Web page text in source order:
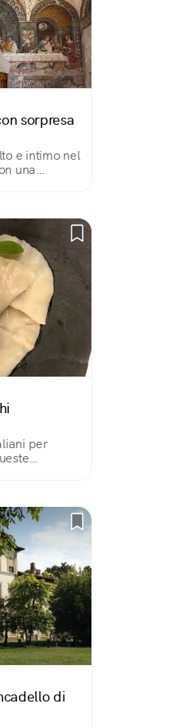
sorpresa
e intimo nel
una
per
speziato
di